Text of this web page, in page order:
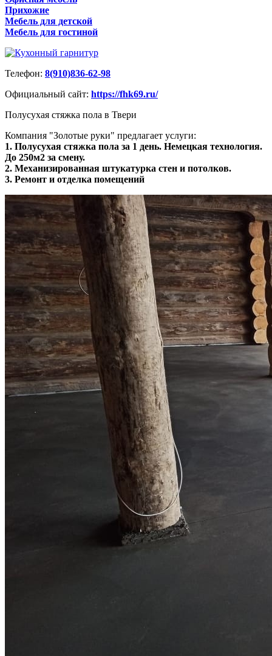
Прихожие
Мебель для детской
Мебель для гостиной
Телефон: 8(910)836-62-98
Официальный сайт: https://fhk69.ru/
Полусухая стяжка пола в Твери
Компания "Золотые руки" предлагает услуги:
1. Полусухая стяжка пола за 1 день. Немецкая технология.
До 250м2 за смену.
2. Механизированная штукатурка стен и потолков.
3. Ремонт и отделка помещений